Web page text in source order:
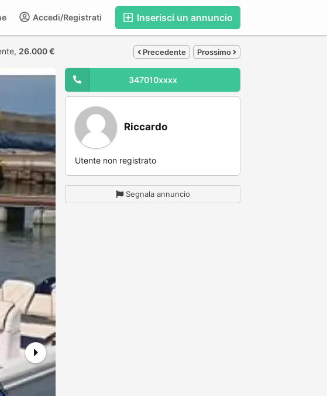
Inserisci un annuncio
Accedi/Registrati
26.000 € Precedente Prossimo
347010xxxx
Riccardo
Utente non registrato
Segnala annuncio